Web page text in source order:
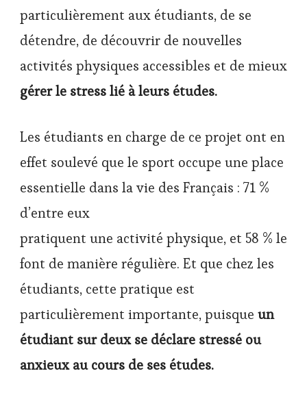
particulièrement aux étudiants, de se
détendre, de découvrir de nouvelles
activités physiques accessibles et de mieux
gérer le stresslié à leurs études.
Les étudiants en charge de ce projet ont en
effet soulevé que le sport occupe une place
essentielle dans la vie des Français : 71 %
d’entre eux
pratiquent une activité physique, et 58 % le
font de manière régulière. Et que chez les
étudiants, cette pratique est
particulièrement importante, puisque un
étudiant sur deux se déclare stressé ou
anxieux au cours de ses études.